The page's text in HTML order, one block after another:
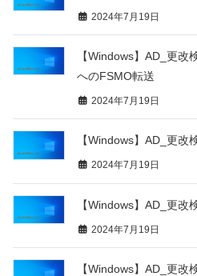
2024年7月19日
【Windows】AD_更
へのFSMO転送
2024年7月19日
【Windows】AD_更改
2024年7月19日
【Windows】AD_更
2024年7月19日
【Windows】AD_更改